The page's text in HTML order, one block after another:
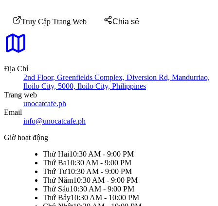
Truy Cập Trang Web Chia sẻ
Địa Chỉ
2nd Floor, Greenfields Complex, Diversion Rd, Mandurriao,
Iloilo City, 5000, Iloilo City, Philippines
Trang web
unocatcafe.ph
Email
info@unocatcafe.ph
Giờ hoạt động
Thứ Hai10:30 AM - 9:00 PM
Thứ Ba10:30 AM - 9:00 PM
Thứ Tư10:30 AM - 9:00 PM
Thứ Năm10:30 AM - 9:00 PM
Thứ Sáu10:30 AM - 9:00 PM
Thứ Bảy10:30 AM - 10:00 PM